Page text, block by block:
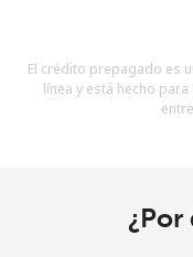
Términos y
El crédito prepagado es
línea y está hecho